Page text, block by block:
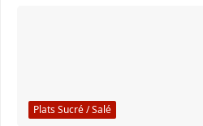
Plats Sucré / Salé